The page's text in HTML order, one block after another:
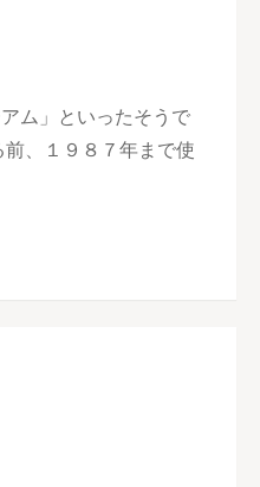
ム」といったそうで
、１９８７年まで使